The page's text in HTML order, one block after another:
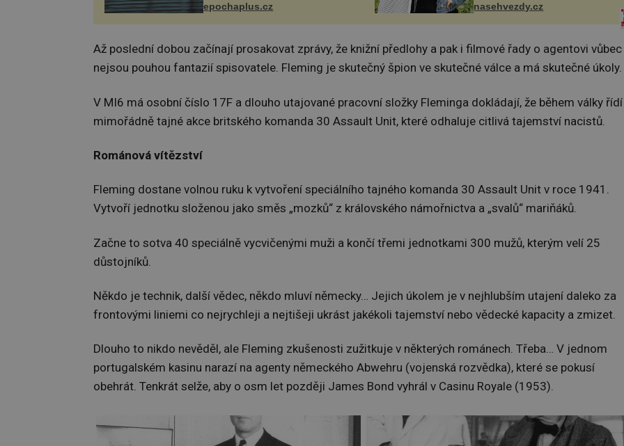
nebo bohužel i ztrátou života.
Dnes nepochopiteln...
epochaplus.cz
ozvala veřejnosti. Na sociální
nasehvezdy.cz
Až poslední dobou začínají prosakovat zprávy, že knižní předlohy a pak i filmové řady o agentovi vůbec
nejsou pouhou fantazií spisovatele. Fleming je skutečný špion ve skutečné válce a má skutečné úkoly.
V MI6 má osobní číslo 17F a dlouho utajované pracovní složky Fleminga dokládají, že během války řídí
mimořádně tajné akce britského komanda 30 Assault Unit, které odhaluje citlivá tajemství nacistů.
Románová vítězství
Fleming dostane volnou ruku k vytvoření speciálního tajného komanda 30 Assault Unit v roce 1941.
Vytvoří jednotku složenou jako směs „mozků“ z královského námořnictva a „svalů“ mariňáků.
Začne to sotva 40 speciálně vycvičenými muži a končí třemi jednotkami 300 mužů, kterým velí 25
důstojníků.
Někdo je technik, další vědec, někdo mluví německy… Jejich úkolem je v nejhlubším utajení daleko za
frontovými liniemi co nejrychleji a nejtišeji ukrást jakékoli tajemství nebo vědecké kapacity a zmizet.
Dlouho to nikdo nevěděl, ale Fleming zkušenosti zužitkuje v některých románech. Třeba… V jednom
portugalském kasinu narazí na agenty německého Abwehru (vojenská rozvědka), které se pokusí
obehrát. Tenkrát selže, aby o osm let později James Bond vyhrál v Casinu Royale (1953).